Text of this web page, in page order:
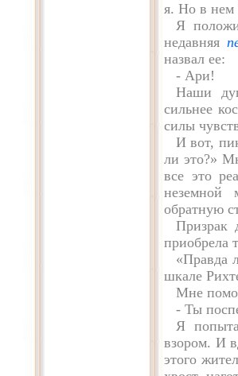
я. Но в нем
Я
недавняя
назвал ее:
- Ари!
Наши
сильнее
силы
И вот,
ли это?»
все это
неземной
обратную
Призрак
приобрела
«Правда
шкале
Мне
- Ты
Я
взором. И
этого